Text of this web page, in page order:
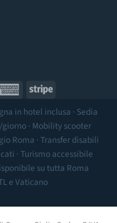
American
Express
Stripe
in hotel inclusa · Sedia
· Mobility scooter
Roma ·Transfer disabili
·Turismo accessibile
su tutta Roma
e Vaticano